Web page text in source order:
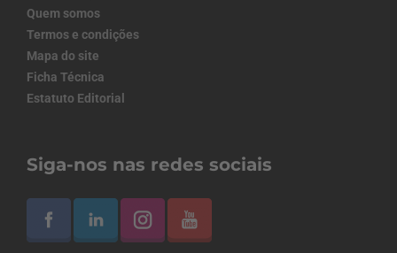
Quem somos
Termos e condições
Mapa do site
Ficha Técnica
Estatuto Editorial
Siga-nos nas redes sociais